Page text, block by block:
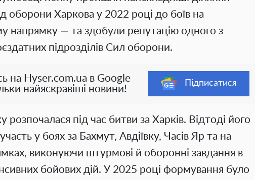
оборони Харкова у 2022 році до боїв на
напрямку — та здобули репутацію одного з
підрозділів Сил оборони.
на Hyser.com.ua в Google
найяскравіші новини!
Підписатися
розпочалася під час битви за Харків. Відтоді його
у боях за Бахмут, Авдіївку, Часів Яр та на
виконуючи штурмові й оборонні завдання в
бойових дій. У 2025 році формування було